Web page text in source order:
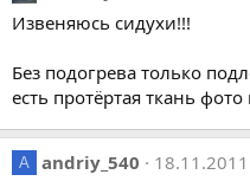
Извеняюсь сидухи!!!
Без подогрева только
есть протёртая ткань
A andriy_540
18.11.2011